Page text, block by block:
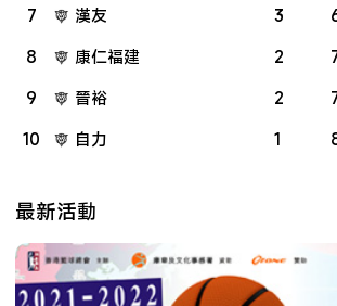
7
漢友 3
8
康仁福建 2
9
晉裕 2
10
自力 1
最新活動